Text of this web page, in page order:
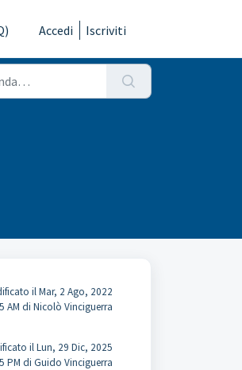
Accedi Iscriviti
il Mar, 2 Ago, 2022
AM di Nicolò Vinciguerra
il Lun, 29 Dic, 2025
PM di Guido Vinciguerra